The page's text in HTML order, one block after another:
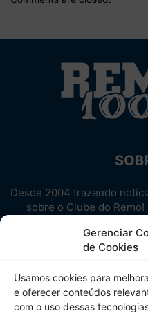
Gerenciar
de Cookies
Usamos cookies para
e oferecer conteúdos
com o uso dessas
Desde 2004 trazendo
sobre o Clube do
Aproveite!